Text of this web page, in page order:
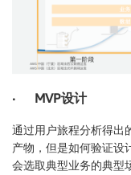
· MVP设计
通过用户旅程分析得出
产物，但是如何验证设
会选取典型业务的典型